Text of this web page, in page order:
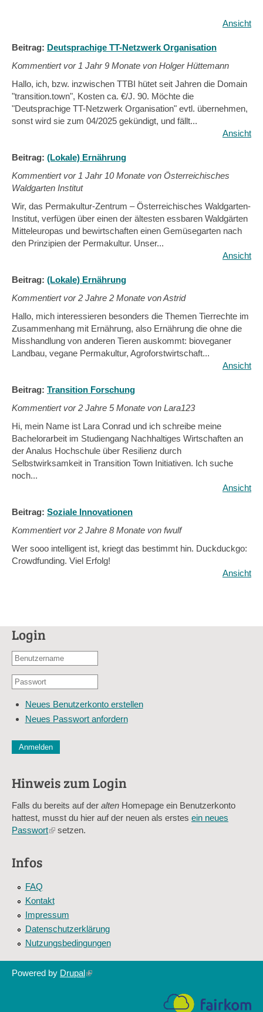
Ansicht
Beitrag: Deutsprachige TT-Netzwerk Organisation
Kommentiert vor 1 Jahr 9 Monate von Holger Hüttemann
Hallo, ich, bzw. inzwischen TTBI hütet seit Jahren die Domain
"transition.town", Kosten ca. €/J. 90. Möchte die
"Deutsprachige TT-Netzwerk Organisation" evtl. übernehmen,
sonst wird sie zum 04/2025 gekündigt, und fällt...
Ansicht
Beitrag: (Lokale) Ernährung
Kommentiert vor 1 Jahr 10 Monate von Österreichisches
Waldgarten Institut
Wir, das Permakultur-Zentrum – Österreichisches Waldgarten-
Institut, verfügen über einen der ältesten essbaren Waldgärten
Mitteleuropas und bewirtschaften einen Gemüsegarten nach
den Prinzipien der Permakultur. Unser...
Ansicht
Beitrag: (Lokale) Ernährung
Kommentiert vor2 Jahre 2 Monate von Astrid
Hallo, mich interessieren besonders die Themen Tierrechte im
Zusammenhang mit Ernährung, also Ernährung die ohne die
Misshandlung von anderen Tieren auskommt: bioveganer
Landbau, vegane Permakultur, Agroforstwirtschaft...
Ansicht
Beitrag: Transition Forschung
Kommentiert vor2 Jahre 5 Monate von Lara123
Hi, mein Name ist Lara Conrad und ich schreibe meine
Bachelorarbeit im Studiengang Nachhaltiges Wirtschaften an
der Analus Hochschule über Resilienz durch
Selbstwirksamkeit in Transition Town Initiativen. Ich suche
noch...
Ansicht
Beitrag: Soziale Innovationen
Kommentiert vor2 Jahre 8 Monate von fwulf
Wer sooo intelligent ist, kriegt das bestimmt hin. Duckduckgo:
Crowdfunding. Viel Erfolg!
Ansicht
Login
Benutzername
E-
Adresse
Passwort
Neues Benutzerkonto erstellen
Neues Passwort anfordern
Diese Sicherheitsfrage überprüft, ob Sie ein menschlicher
Sag mir nicht, wie viele Sternlein stehen
Hinweis zum Login
Falls du bereits auf der alten Homepage ein Benutzerkonto
hattest, musst du hier auf der neuen als erstes ein neues
Passwort(linksetzen.
Infos
FAQ
Kontakt
Impressum
Datenschutzerklärung
Nutzungsbedingungen
Powered by Drupal(link